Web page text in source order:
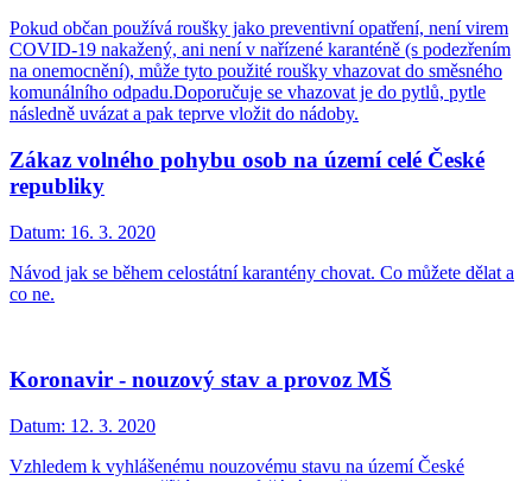
Pokud občan používá roušky jako preventivní opatření, není virem
COVID-19 nakažený, ani není v nařízené karanténě (s podezřením
na onemocnění), může tyto použité roušky vhazovat do směsného
komunálního odpadu.Doporučuje se vhazovat je do pytlů, pytle
následně uvázat a pak teprve vložit do nádoby.
Zákaz volného pohybu osob na území celé České
republiky
Datum: 16. 3. 2020
Návod jak se během celostátní karantény chovat. Co můžete dělat a
co ne.
Koronavir - nouzový stav a provoz MŠ
Datum: 12. 3. 2020
Vzhledem k vyhlášenému nouzovému stavu na území České